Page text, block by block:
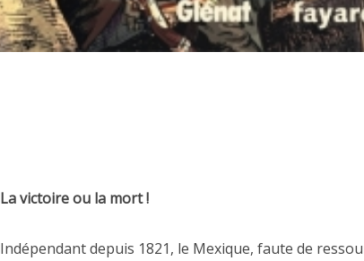
La victoire ou la mort !
Indépendant depuis 1821, le Mexique, faute de